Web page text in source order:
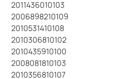
2011436010103
2006898210109
2010531410108
2010306810102
2010435910100
2008081810103
2010356810107